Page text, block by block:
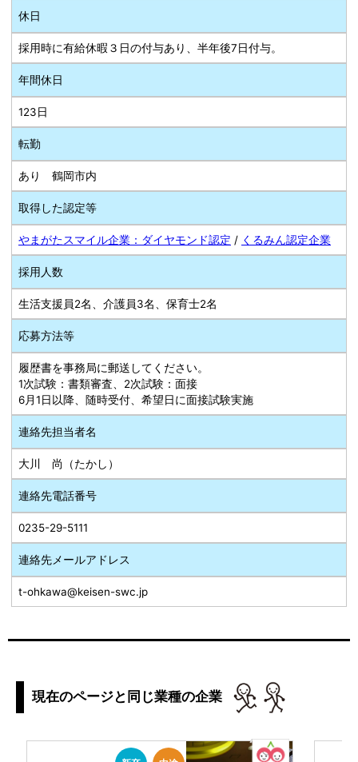
休日
採用時に有給休暇３日の付与あり、半年後7日付与。
年間休日
123日
転勤
あり 鶴岡市内
取得した認定等
やまがたスマイル企業：ダイヤモンド認定 / くるみん認定企業
採用人数
生活支援員2名、介護員3名、保育士2名
応募方法等
履歴書を事務局に郵送してください。
1次試験：書類審査、2次試験：面接
6月1日以降、随時受付、希望日に面接試験実施
連絡先担当者名
大川 尚（たかし）
連絡先電話番号
0235-29-5111
連絡先メールアドレス
t-ohkawa@keisen-swc.jp
現在のページと同じ業種の企業